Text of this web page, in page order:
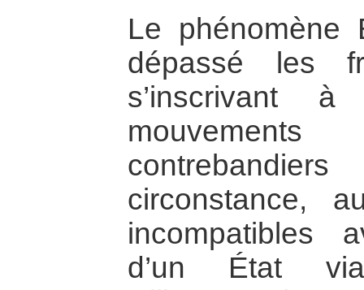
Le phénomène
dépassé les
s’inscrivant
circonstance,
incompatibles
d’un État